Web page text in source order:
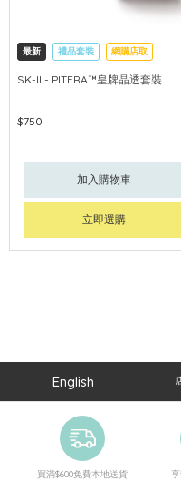
最新 禮品套裝 網購店取
可中國內地配送
SK-II - PITERA™皇牌晶透套裝
$750
加入購物車
立即選購
English
買滿$600免費本地送貨